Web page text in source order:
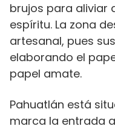
brujos para aliviar
espíritu. La zona
artesanal, pues
elaborando el
papel amate.
Pahuatlán está
marca la entrada